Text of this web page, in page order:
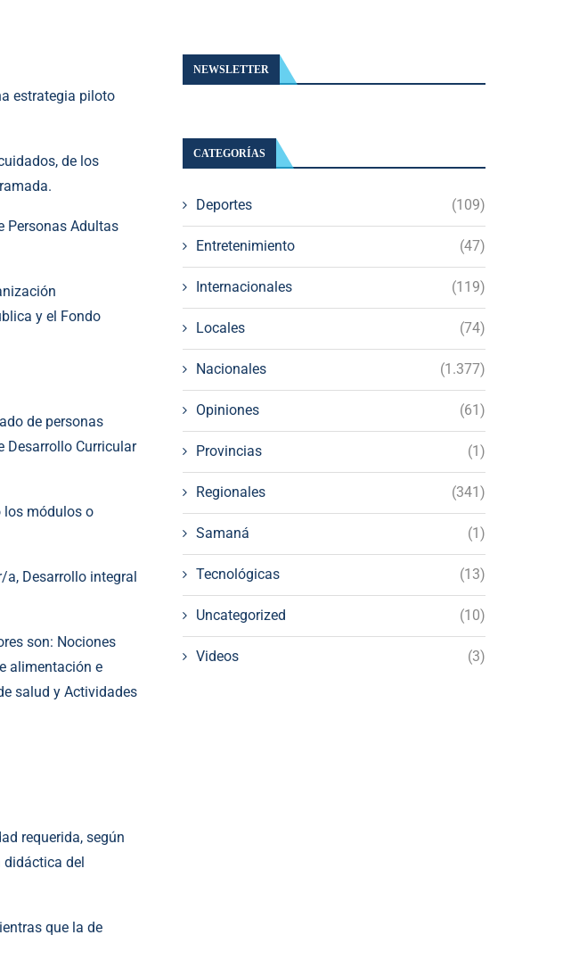
estrategia piloto
de los
Personas Adultas
y el Fondo
de personas
Desarrollo Curricular
los módulos o
Desarrollo integral
son: Nociones
alimentación e
salud y Actividades
requerida, según
didáctica del
que la de
NEWSLETTER
CATEGORÍAS
Deportes (109)
Entretenimiento (47)
Internacionales (119)
Locales (74)
Nacionales (1.377)
Opiniones (61)
Provincias (1)
Regionales (341)
Samaná (1)
Tecnológicas (13)
Uncategorized (10)
Videos (3)